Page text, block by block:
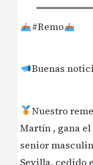
#Remo
Buenas
Nuestro
Martín , gana
senior
Sevilla, cedido